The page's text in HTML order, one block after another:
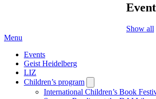
Show all
Menu
Events
Geist Heidelberg
LIZ
Children’s program
submenu
International Children’s Book